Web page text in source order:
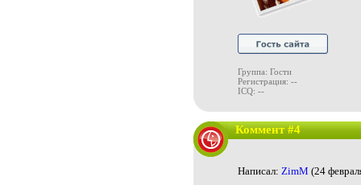
Группа: Гости
Регистрация: --
ICQ: --
Коммент #4
Написал: ZimM (24